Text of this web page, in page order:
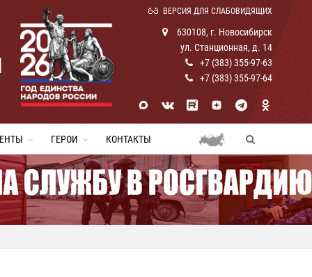
ВЕРСИЯ ДЛЯ СЛАБОВИДЯЩИХ
630108, г. Новосибирск
ул. Станционная, д. 14
+7 (383) 355-97-63
+7 (383) 355-97-64
ГЕРОИ КОНТАКТЫ